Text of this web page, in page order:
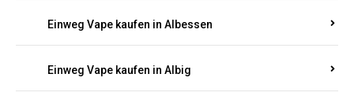
Einweg Vape kaufen in Albessen
Einweg Vape kaufen in Albig